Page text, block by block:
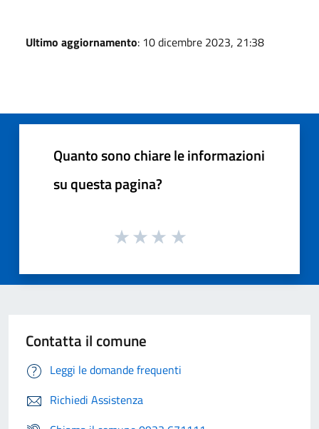
Ultimo aggiornamento: 10 dicembre 2023, 21:38
Quanto sono chiare le informazioni
su questa pagina?
Contatta il comune
Leggi le domande frequenti
Richiedi Assistenza